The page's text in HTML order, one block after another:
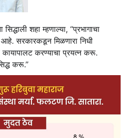
शहा म्हणाल्या, ‘‘प्रभागाचा
सरकारकडून मिळणारा निधी
कायापालट करण्याचा प्रयत्न करू.
करू.’’